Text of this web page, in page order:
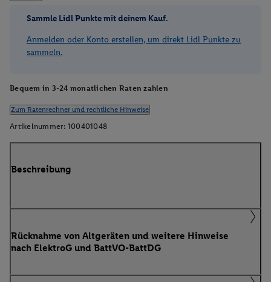
Sammle Lidl Punkte mit deinem Kauf.
Anmelden oder Konto erstellen, um direkt Lidl Punkte zu
sammeln.
Bequem in 3-24 monatlichen Raten zahlen
Zum Ratenrechner und rechtliche Hinweise
Artikelnummer: 100401048
Beschreibung
Rücknahme von Altgeräten und weitere Hinweise
nach ElektroG und BattVO-BattDG